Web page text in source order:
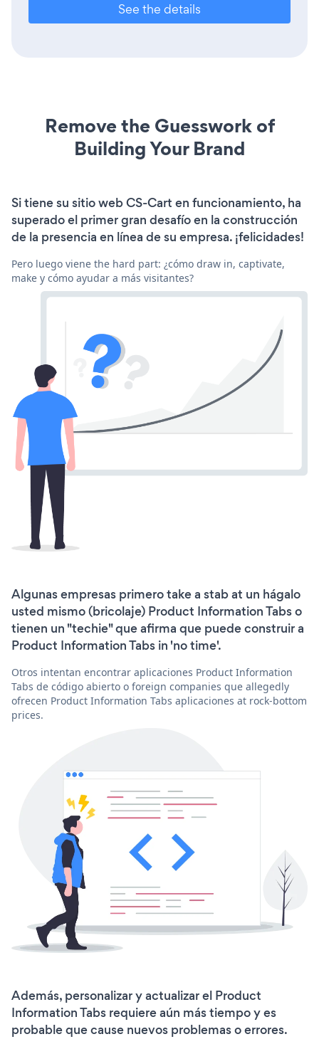
See the details
Remove the Guesswork of
Building Your Brand
Si tiene su sitio web CS-Cart en funcionamiento, ha
superado el primer gran desafío en la construcción
de la presencia en línea de su empresa. ¡felicidades!
Pero luego viene the hard part: ¿cómo draw in, captivate,
make y cómo ayudar a más visitantes?
Algunas empresas primero take a stab at un hágalo
usted mismo (bricolaje) Product Information Tabs o
tienen un "techie" que afirma que puede construir a
Product Information Tabs in 'no time'.
Otros intentan encontrar aplicaciones Product Information
Tabs de código abierto o foreign companies que allegedly
ofrecen Product Information Tabs aplicaciones at rock-bottom
prices.
Además, personalizar y actualizar el Product
Information Tabs requiere aún más tiempo y es
probable que cause nuevos problemas o errores.